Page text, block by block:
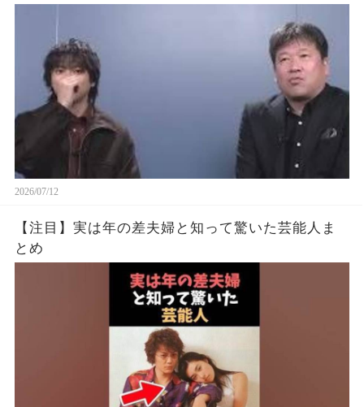
2026/07/12
【注目】実は年の差夫婦と知って驚いた芸能人ま
とめ